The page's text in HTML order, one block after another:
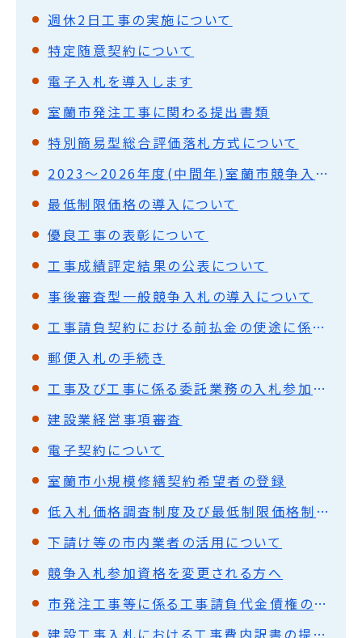
週休2日工事の実施について
特定随意契約について
電子入札を導入します
室蘭市発注工事に関わる提出書類
特別簡易型総合評価落札方式について
2023～2026年度(中間年)室蘭市競争入札参加資格者名簿
最低制限価格の導入について
優良工事の表彰について
工事成績評定結果の公表について
事後審査型一般競争入札の導入について
工事請負契約における前払金の使途に係る特例の恒久化について
郵便入札の手続き
工事及び工事に係る委託業務の入札参加業者の皆さまへ
建設業経営事項審査
電子契約について
室蘭市小規模修繕契約希望者の登録
低入札価格調査制度及び最低制限価格制度の概要
下請け等の市内業者の活用について
競争入札参加資格を変更される方へ
市発注工事等に係る工事請負代金債権の譲渡を活用した融資制度等の活用について